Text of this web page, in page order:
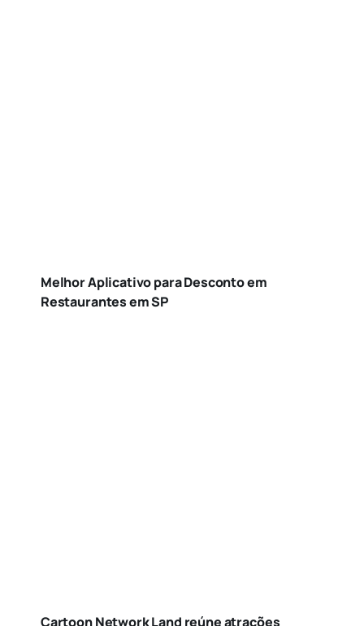
Melhor Aplicativo para Desconto em
Restaurantes em SP
Cartoon Network Land reúne atrações